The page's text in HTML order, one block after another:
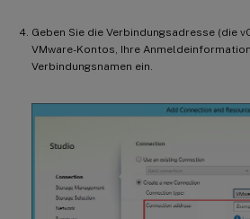
Geben Sie die Verbindungsadresse (die
VMware-Kontos, Ihre
Verbindungsnamen ein.